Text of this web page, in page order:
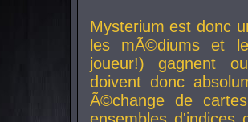
Mysterium est donc
les mÃ©diums et
joueur!) gagnent
doivent donc
Ã©change de